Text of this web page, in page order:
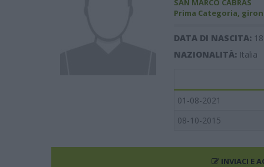
SAN MARCO CABRAS
Prima Categoria,
DATA DI NASCITA:
NAZIONALITÀ: Italia
01-08-2021
08-10-2015
INVIACI E